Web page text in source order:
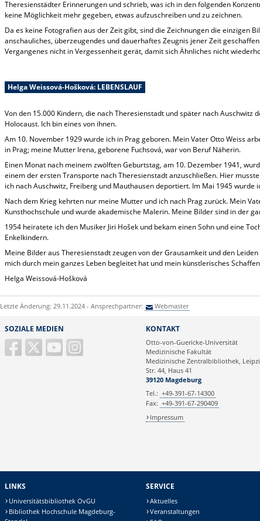
Theresienstädter Erinnerungen und schrieb, was ich in den folgenden
keine Möglichkeit mehr gegeben, etwas aufzuschreiben und zu zeichnen.
Da es keine Fotografien aus der Zeit gibt, sind die Zeichnungen die einzigen
anschauliches, überzeugendes und dauerhaftes Zeugnis jener Zeit
Vergangenes nicht in Vergessenheit gerät, damit sich Ähnliches nicht
Helga Weissová-Hošková: LEBENSLAUF
Von den 15.000 Kindern, die nach Theresienstadt und später nach
Holocaust. Ich bin eines von ihnen.
Am 10. November 1929 wurde ich in Prag geboren. Mein Vater Otto Weiss
in Prag; meine Mutter Irena, geborene Fuchsová, war von Beruf Näherin.
Einen Monat nach meinem zwölften Geburtstag, am 10. Dezember 1941,
einem der ersten Transporte nach Theresienstadt anzuschließen. Hier
ich nach Auschwitz, Freiberg und Mauthausen deportiert. Im Mai 1945 wurde
Nach dem Krieg kehrten nur meine Mutter und ich nach Prag zurück. Mein
Kunsthochschule und wurde akademische Malerin. Meine Bilder sind in der
1954 heiratete ich den Musiker Jiri Hošek und bekam einen Sohn und eine
Enkelkindern.
Meine Bilder aus Theresienstadt zeugen von der Grausamkeit und den
mich durch mein ganzes Leben begleitet hat und mein künstlerisches
Helga Weissová-Hošková
Letzte Änderung: 29.11.2024 - Ansprechpartner: Webmaster
SOZIALE MEDIEN KONTAKT
Otto-von-Guericke-Universität
Medizinische Fakultät
Medizinische Zentralbibliothek,
Str. 44, Haus 41
39120 Magdeburg
Tel.: +49-391-67-14300
Fax: +49-391-67-290409
Impressum
LINKS
Universitätsbibliothek OvGU
Bibliothek Hochschule Magdeburg-
SERVICE
Aktuelles
Veranstaltungen